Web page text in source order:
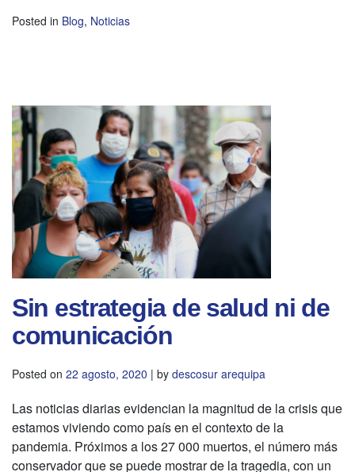
Posted in Blog, Noticias
Sin estrategia de salud ni de
comunicación
Posted on 22 agosto, 2020 | by descosur arequipa
Las noticias diarias evidencian la magnitud de la crisis que
estamos viviendo como país en el contexto de la
pandemia. Próximos a los 27 000 muertos, el número más
conservador que se puede mostrar de la tragedia, con un